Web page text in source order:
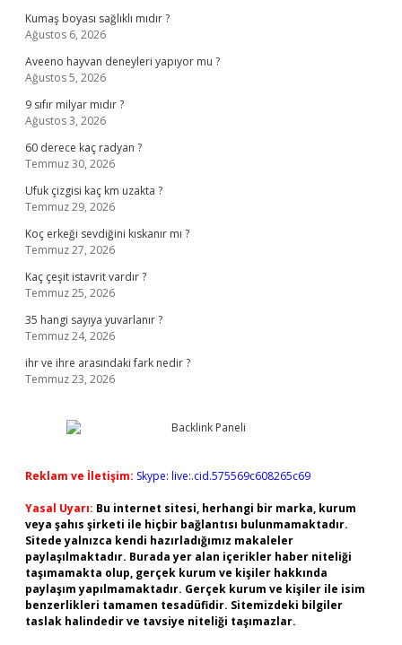
Kumaş boyası sağlıklı mıdır ?
Ağustos 6, 2026
Aveeno hayvan deneyleri yapıyor mu ?
Ağustos 5, 2026
9 sıfır milyar mıdır ?
Ağustos 3, 2026
60 derece kaç radyan ?
Temmuz 30, 2026
Ufuk çizgisi kaç km uzakta ?
Temmuz 29, 2026
Koç erkeği sevdiğini kıskanır mı ?
Temmuz 27, 2026
Kaç çeşit istavrit vardır ?
Temmuz 25, 2026
35 hangi sayıya yuvarlanır ?
Temmuz 24, 2026
ihr ve ihre arasındaki fark nedir ?
Temmuz 23, 2026
Reklam ve İletişim: Skype: live:.cid.575569c608265c69
Yasal Uyarı: Bu internet sitesi, herhangi bir marka, kurum
veya şahıs şirketi ile hiçbir bağlantısı bulunmamaktadır.
Sitede yalnızca kendi hazırladığımız makaleler
paylaşılmaktadır. Burada yer alan içerikler haber niteliği
taşımamakta olup, gerçek kurum ve kişiler hakkında
paylaşım yapılmamaktadır. Gerçek kurum ve kişiler ile isim
benzerlikleri tamamen tesadüfidir. Sitemizdeki bilgiler
taslak halindedir ve tavsiye niteliği taşımazlar.